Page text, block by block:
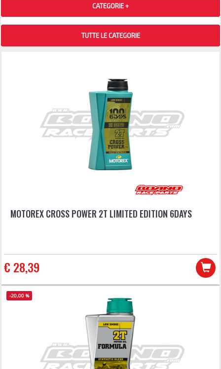
CATEGORIE +
TUTTE LE CATEGORIE
MOTOREX CROSS POWER 2T LIMITED EDITION 6DAYS
€ 28,39
-20,00 %